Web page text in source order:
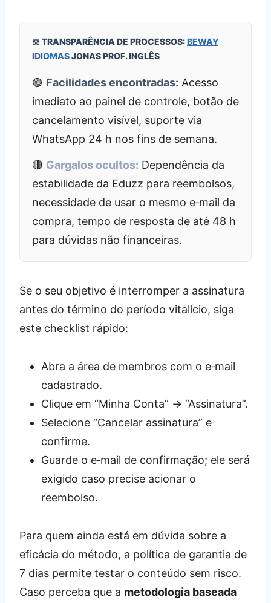
⚖️ TRANSPARÊNCIA DE PROCESSOS:BEWAY
IDIOMASJONAS PROF. INGLÊS
🟢 Facilidades encontradas: Acesso
imediato ao painel de controle, botão de
cancelamento visível, suporte via
WhatsApp 24 h nos fins de semana.
🔴 Gargalos ocultos: Dependência da
estabilidade da Eduzz para reembolsos,
necessidade de usar o mesmo e‑mail da
compra, tempo de resposta de até 48 h
para dúvidas não financeiras.
Se o seu objetivo é interromper a assinatura
antes do término do período vitalício, siga
este checklist rápido:
Abra a área de membros com o e‑mail
cadastrado.
Clique em “Minha Conta” → “Assinatura”.
Selecione “Cancelar assinatura” e
confirme.
Guarde o e‑mail de confirmação; ele será
exigido caso precise acionar o
reembolso.
Para quem ainda está em dúvida sobre a
eficácia do método, a política de garantia de
7 dias permite testar o conteúdo sem risco.
Caso perceba que a metodologia baseada